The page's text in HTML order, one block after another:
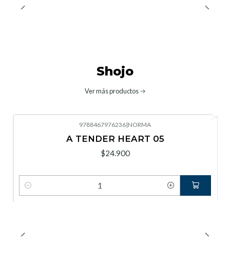
Shojo
Ver más productos
9788467976236|NORMA
A TENDER HEART 05
$24.900
Cantidad